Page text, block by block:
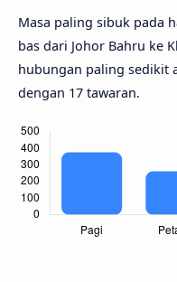
Masa paling sibuk pada
bas dari Johor Bahru ke
hubungan paling sedikit
dengan 17 tawaran.